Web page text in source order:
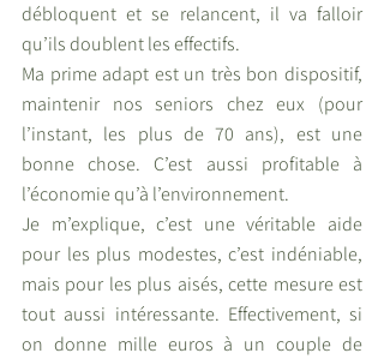
débloquent et se relancent, il va falloir
qu’ils doublent les effectifs.
Ma prime adapt est un très bon dispositif,
maintenir nos seniors chez eux (pour
l’instant, les plus de 70 ans), est une
bonne chose. C’est aussi profitable à
l’économie qu’à l’environnement.
Je m’explique, c’est une véritable aide
pour les plus modestes, c’est indéniable,
mais pour les plus aisés, cette mesure est
tout aussi intéressante. Effectivement, si
on donne mille euros à un couple de